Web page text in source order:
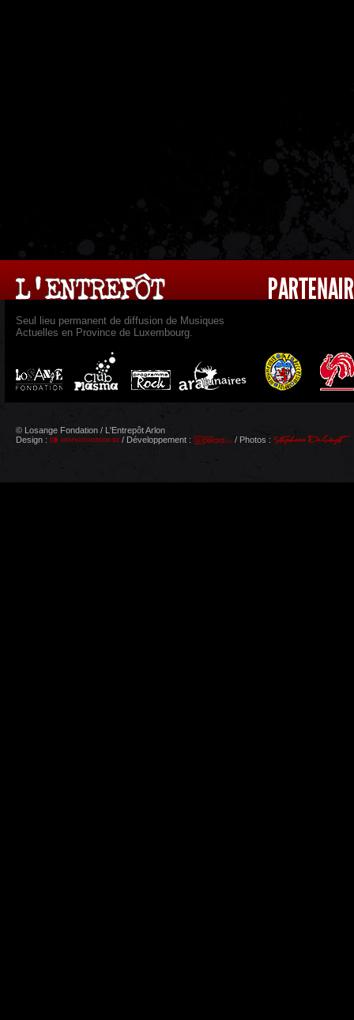
Seul lieu permanent de diffusion de Musiques
Actuelles en Province de Luxembourg.
© Losange Fondation / L'Entrepôt Arlon
Design :
/ Développement : / Photos :